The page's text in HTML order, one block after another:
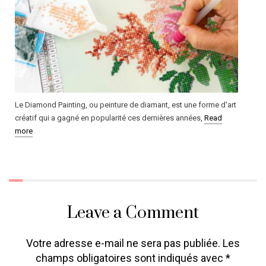
Le Diamond Painting, ou peinture de diamant, est une forme d'art
créatif qui a gagné en popularité ces dernières années, Read
more
Leave a Comment
Votre adresse e-mail ne sera pas publiée. Les
champs obligatoires sont indiqués avec *